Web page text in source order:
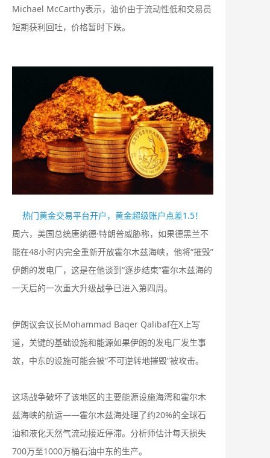
Michael McCarthy表示，油价‌由于流动性低和交易员
短期获利回吐，价格暂时下跌。
热门黄金交易平台开户，黄金超级账户点差1.5！
周六，美国总统唐纳德·特朗普威胁称，如果德黑兰不
能在48小时内完全重新开放霍尔木兹海峡，他将“摧毁”
伊朗的发电厂，这是在他谈到“逐步结束”霍尔木兹海的
一天后的一次重大升级⁠战争已进入第四周。
伊朗议会议长Mohammad Baqer Qalibaf在X上写
道，关键的基础设施和能源‌如果伊朗的发电厂发生事
故，中东的设施可能会被“不可逆转地摧毁”‌被攻击。
这场战争破坏了该地区的主要能源设施⁠海湾和霍尔木
兹海峡的航运——霍尔木兹海处理了约20%的⁠全球石
油和液化天然气流动接近停滞。分析师估计每天损失
700万至1000万桶石油​中东的生产。